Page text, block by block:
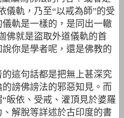
儀軌，乃至“以戒為師”的受
軌是一樣的，是同出一轍
佛就是盜取外道儀軌的首
你是學者呢，還是佛教的
這句話都是把無上甚深究
謗佛謗法的邪惡知見。而
皈依、受戒、灌頂見於婆羅
解脫等詳述於古印度的書